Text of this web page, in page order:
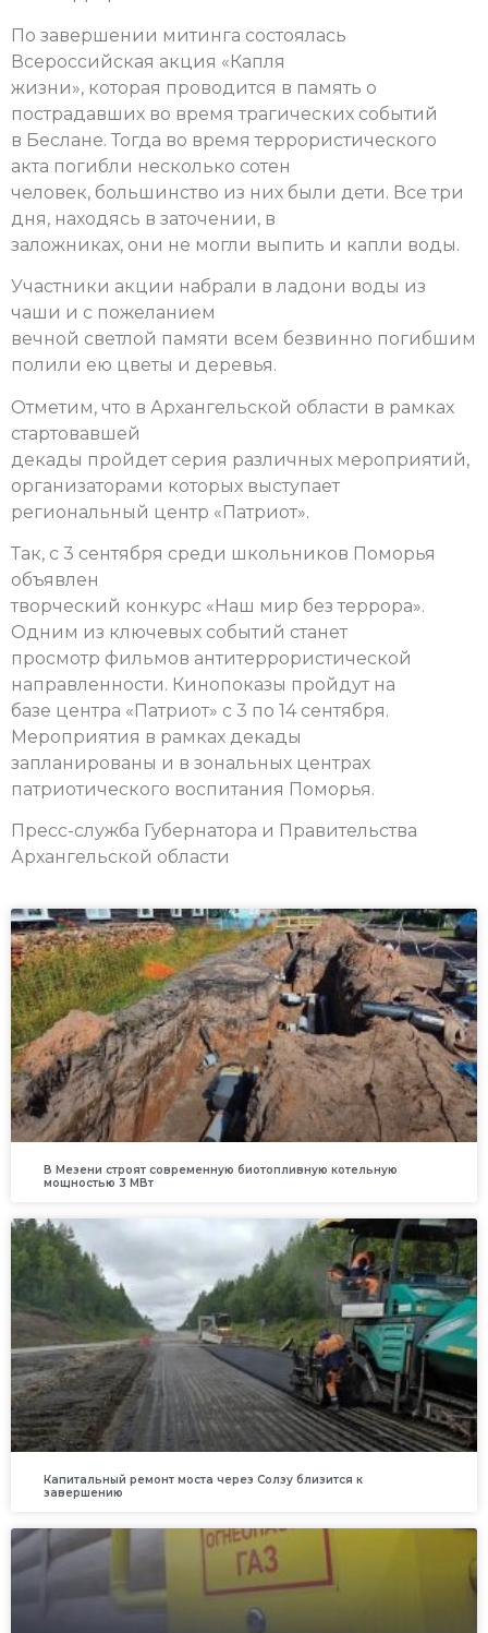
По завершении митинга состоялась
Всероссийская акция «Капля
жизни», которая проводится в память о
пострадавших во время трагических событий
в Беслане. Тогда во время террористического
акта погибли несколько сотен
человек, большинство из них были дети. Все три
дня, находясь в заточении, в
заложниках, они не могли выпить и капли воды.
Участники акции набрали в ладони воды из
чаши и с пожеланием
вечной светлой памяти всем безвинно погибшим
полили ею цветы и деревья.
Отметим, что в Архангельской области в рамках
стартовавшей
декады пройдет серия различных мероприятий,
организаторами которых выступает
региональный центр «Патриот».
Так, с 3 сентября среди школьников Поморья
объявлен
творческий конкурс «Наш мир без террора».
Одним из ключевых событий станет
просмотр фильмов антитеррористической
направленности. Кинопоказы пройдут на
базе центра «Патриот» с 3 по 14 сентября.
Мероприятия в рамках декады
запланированы и в зональных центрах
патриотического воспитания Поморья.
Пресс-служба Губернатора и Правительства
Архангельской области
В Мезени строят современную биотопливную котельную
мощностью 3 МВт
Капитальный ремонт моста через Солзу близится к
завершению